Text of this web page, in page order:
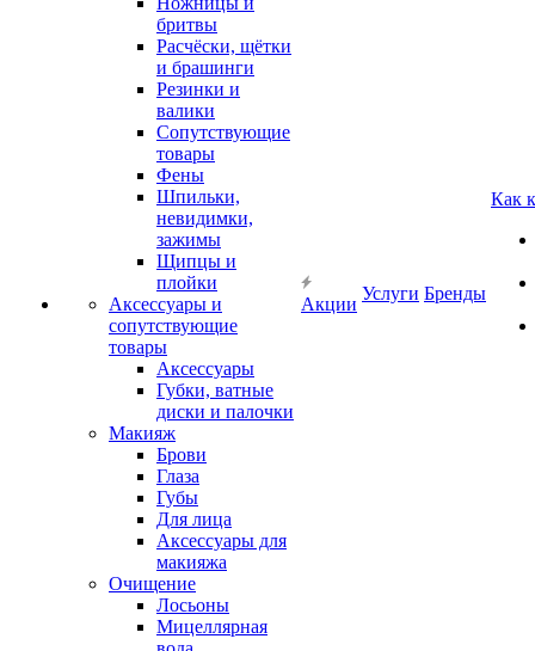
бритвы
Расчёски, щётки
и брашинги
Резинки и
валики
Сопутствующие
товары
Фены
Шпильки,
невидимки,
зажимы
Щипцы и
плойки
Аксессуары и
сопутствующие
товары
Аксессуары
Губки, ватные
диски и палочки
Макияж
Брови
Глаза
Губы
Для лица
Аксессуары для
макияжа
Очищение
Лосьоны
Мицеллярная
Акции
Услуги Бренды
Как